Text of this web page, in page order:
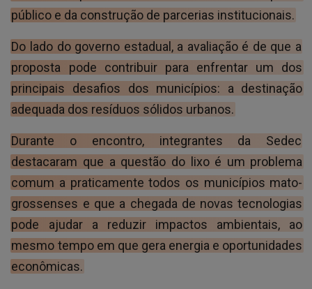
público e da construção de parcerias institucionais.
Do lado do governo estadual, a avaliação é de que a
proposta pode contribuir para enfrentar um dos
principais desafios dos municípios: a destinação
adequada dos resíduos sólidos urbanos.
Durante o encontro, integrantes da Sedec
destacaram que a questão do lixo é um problema
comum a praticamente todos os municípios mato-
grossenses e que a chegada de novas tecnologias
pode ajudar a reduzir impactos ambientais, ao
mesmo tempo em que gera energia e oportunidades
econômicas.